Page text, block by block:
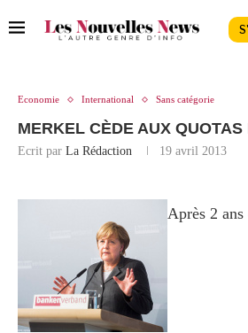
Economie International Sans catégorie
MERKEL CÈDE AUX
Ecrit par La Rédaction 19 avril 2013
Après 2 ans